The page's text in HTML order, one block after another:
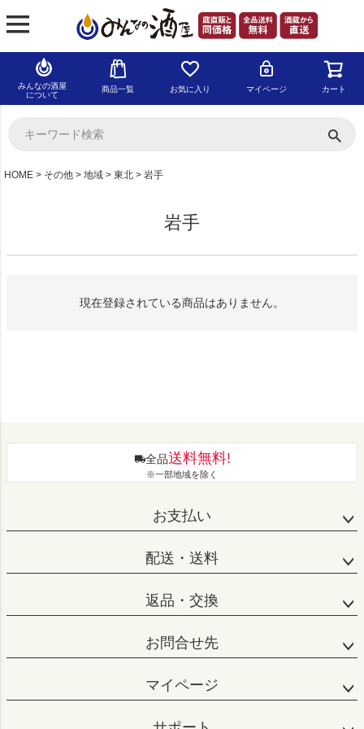
みんなの酒屋
について
商品一覧 お気に入り マイページ カート
HOME その他 地域 東北 岩手
岩手
現在登録されている商品はありません。
全品送料無料!
※一部地域を除く
お支払い
配送・送料
返品・交換
お問合せ先
マイページ